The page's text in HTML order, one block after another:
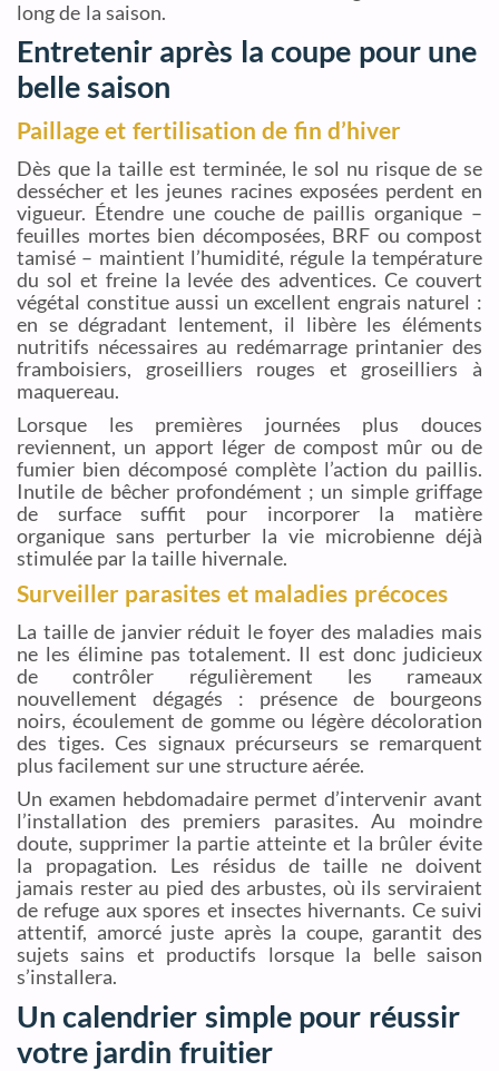
long de la saison.
Entretenir après la coupe pour une
belle saison
Paillage et fertilisation de fin d’hiver
Dès que la taille est terminée, le sol nu risque de se
dessécher et les jeunes racines exposées perdent en
vigueur. Étendre une couche de paillis organique –
feuilles mortes bien décomposées, BRF ou compost
tamisé – maintient l’humidité, régule la température
du sol et freine la levée des adventices. Ce couvert
végétal constitue aussi un excellent engrais naturel :
en se dégradant lentement, il libère les éléments
nutritifs nécessaires au redémarrage printanier des
framboisiers, groseilliers rouges et groseilliers à
maquereau.
Lorsque les premières journées plus douces
reviennent, un apport léger de compost mûr ou de
fumier bien décomposé complète l’action du paillis.
Inutile de bêcher profondément ; un simple griffage
de surface suffit pour incorporer la matière
organique sans perturber la vie microbienne déjà
stimulée par la taille hivernale.
Surveiller parasites et maladies précoces
La taille de janvier réduit le foyer des maladies mais
ne les élimine pas totalement. Il est donc judicieux
de contrôler régulièrement les rameaux
nouvellement dégagés : présence de bourgeons
noirs, écoulement de gomme ou légère décoloration
des tiges. Ces signaux précurseurs se remarquent
plus facilement sur une structure aérée.
Un examen hebdomadaire permet d’intervenir avant
l’installation des premiers parasites. Au moindre
doute, supprimer la partie atteinte et la brûler évite
la propagation. Les résidus de taille ne doivent
jamais rester au pied des arbustes, où ils serviraient
de refuge aux spores et insectes hivernants. Ce suivi
attentif, amorcé juste après la coupe, garantit des
sujets sains et productifs lorsque la belle saison
s’installera.
Un calendrier simple pour réussir
votre jardin fruitier